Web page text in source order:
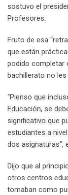
sostuvo el
Profesores.
Fruto de esa
que están
podido completar
bachillerato no
“Pienso que
Educación, se
significativo que
estudiantes a
dos asignaturas”,
Dijo que al
otros centros
tomaban como